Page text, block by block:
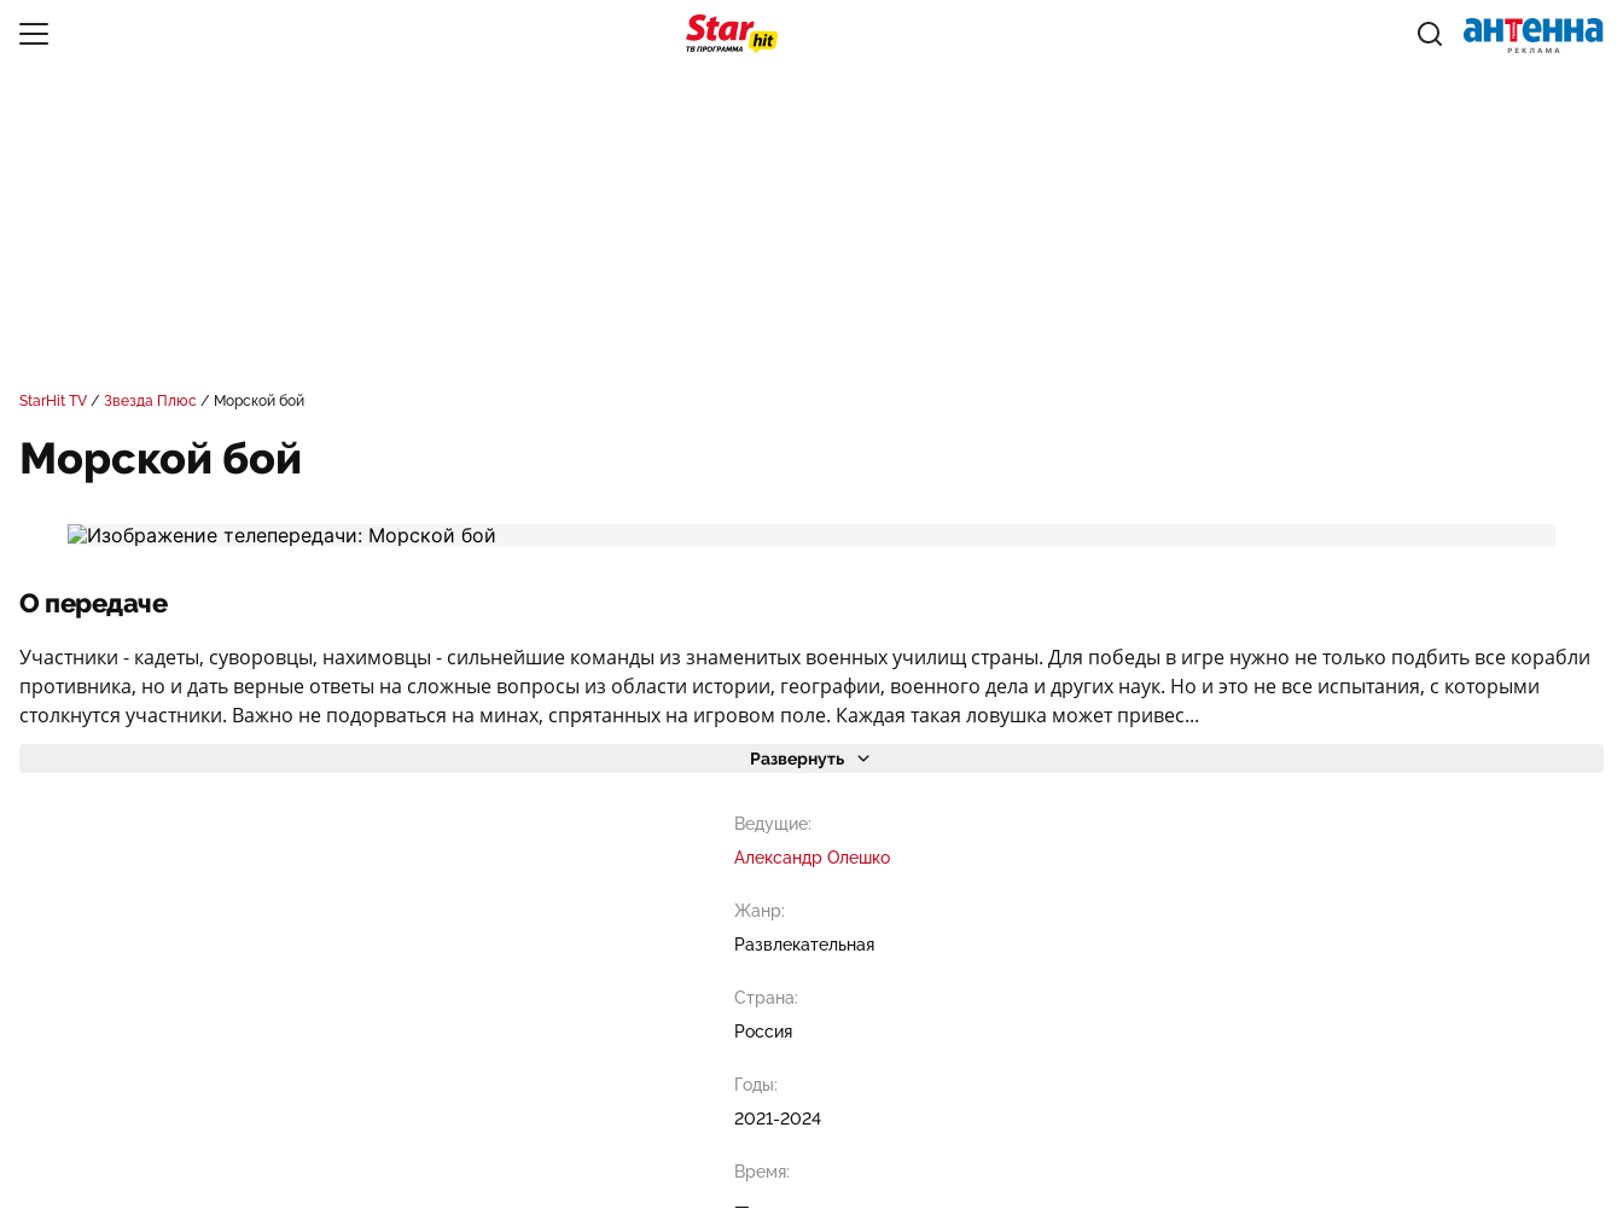
StarHit TV Звезда Плюс Морской бой
Морской бой
О передаче
Участники - кадеты, суворовцы, нахимовцы - сильнейшие команды из знаменитых военных училищ страны. Для победы в игре нужно не только подбить все корабли
противника, но и дать верные ответы на сложные вопросы из области истории, географии, военного дела и других наук. Но и это не все испытания, с которыми
столкнутся участники. Важно не подорваться на минах, спрятанных на игровом поле. Каждая такая ловушка может привес...
Развернуть
Ведущие:
Александр Олешко
Жанр:
Развлекательная
Страна:
Россия
Годы:
2021-2024
Время:
—